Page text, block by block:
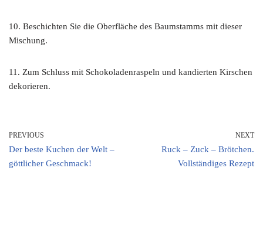
10. Beschichten Sie die Oberfläche des Baumstamms mit dieser
Mischung.
11. Zum Schluss mit Schokoladenraspeln und kandierten Kirschen
dekorieren.
PREVIOUS
Der beste Kuchen der Welt –
göttlicher Geschmack!
NEXT
Ruck – Zuck – Brötchen.
Vollständiges Rezept